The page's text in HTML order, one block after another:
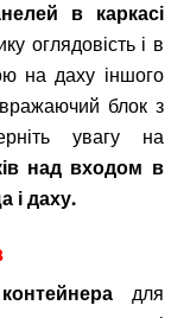
в каркасі
оглядовість і в
на даху іншого
блок з
увагу на
над входом в
і даху.
для